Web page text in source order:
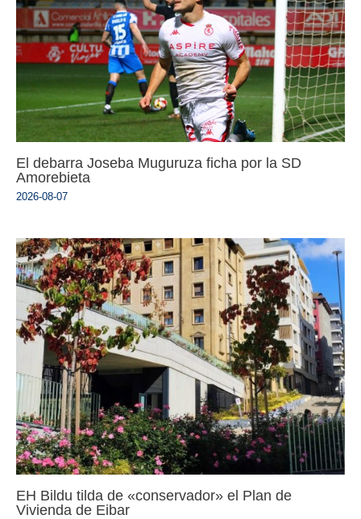
El debarra Joseba Muguruza ficha por la SD
Amorebieta
2026-08-07
EH Bildu tilda de «conservador» el Plan de
Vivienda de Eibar